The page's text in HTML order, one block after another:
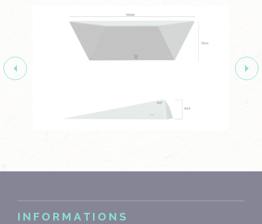
INFORMATIONS